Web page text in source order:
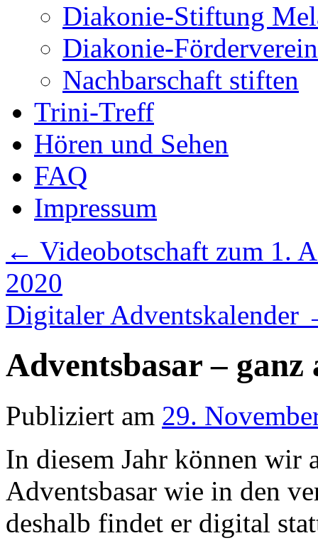
Diakonie-Stiftung
Diakonie-
Nachbarschaft stiften
Trini-Treff
Hören und Sehen
FAQ
Impressum
← Videobotschaft zum 1.
2020
Digitaler Adventskalender
Adventsbasar – ganz
Publiziert am 29.
In diesem Jahr können wir
Adventsbasar wie in den
deshalb findet er digital